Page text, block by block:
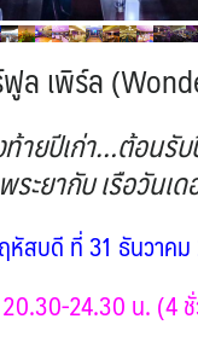
9
ลนด์ ลักเซม บัลแก
จอร์เ
ส สเ
ฟูล เพิร์ล
ายปีเก่า…ต้อนรั
ระยากับ เรือวันเ
สบดี ที่ 31 ธันวาค
20.30-24.30 น. (4